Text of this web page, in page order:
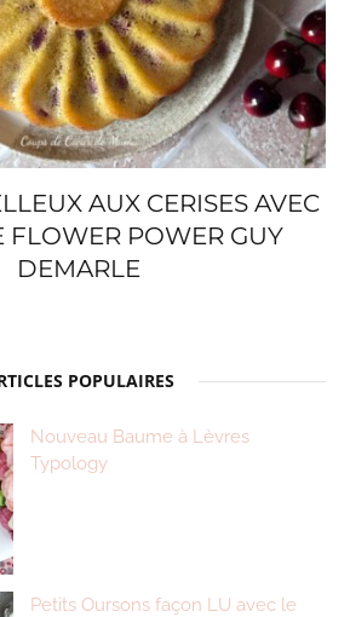
AUX CERISES AVEC
FLOWER POWER GUY
DEMARLE
POPULAIRES
Nouveau Baume à Lèvres
Typology
Petits Oursons façon LU avec le